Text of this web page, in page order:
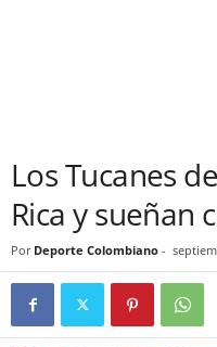
Los Tucanes
Rica y sueñan
Por Deporte Colombiano -